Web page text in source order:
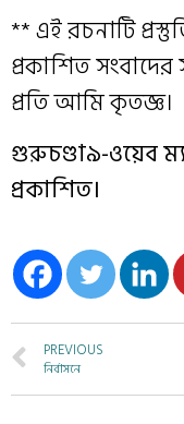
** এই রচনাটি
প্রকাশিত সংবাদের
প্রতি আমি কৃতজ্ঞ।
গুরুচণ্ডা৯-ওয়েব
প্রকাশিত।
PREVIOUS
নির্বাসনে